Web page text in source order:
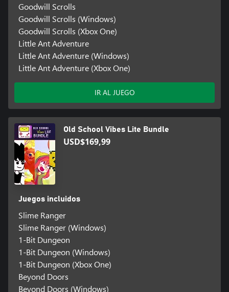
Goodwill Scrolls
Goodwill Scrolls (Windows)
Goodwill Scrolls (Xbox One)
Little Ant Adventure
Little Ant Adventure (Windows)
Little Ant Adventure (Xbox One)
IR AL JUEGO
Old School Vibes Lite Bundle
USD$169,99
Juegos incluidos
Slime Ranger
Slime Ranger (Windows)
1-Bit Dungeon
1-Bit Dungeon (Windows)
1-Bit Dungeon (Xbox One)
Beyond Doors
Beyond Doors (Windows)